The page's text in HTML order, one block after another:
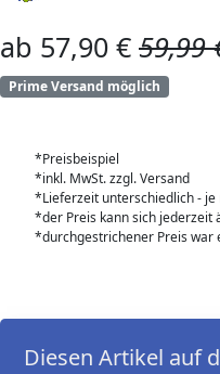
ab 57,90 € 59,99
Prime Versand möglich
*Preisbeispiel
*inkl. MwSt. zzgl. Versand
*Lieferzeit unterschiedlich - je
*der Preis kann sich jederzeit
*durchgestrichener Preis war
Diesen Artikel auf